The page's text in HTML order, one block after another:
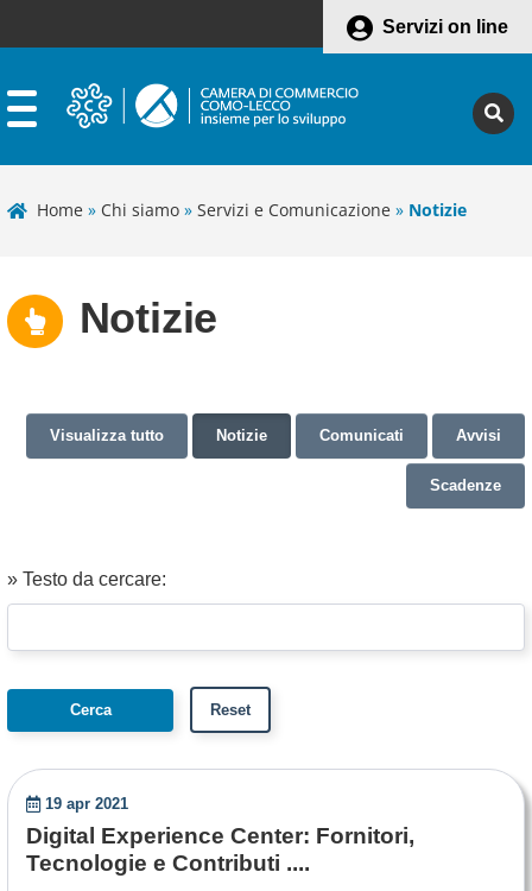
Servizi on line
Home » Chi siamo » Servizi e Comunicazione » Notizie
Notizie
Visualizza tutto Notizie Comunicati Avvisi
Scadenze
» Testo da cercare:
19 apr 2021
Digital Experience Center: Fornitori,
Tecnologie e Contributi ....